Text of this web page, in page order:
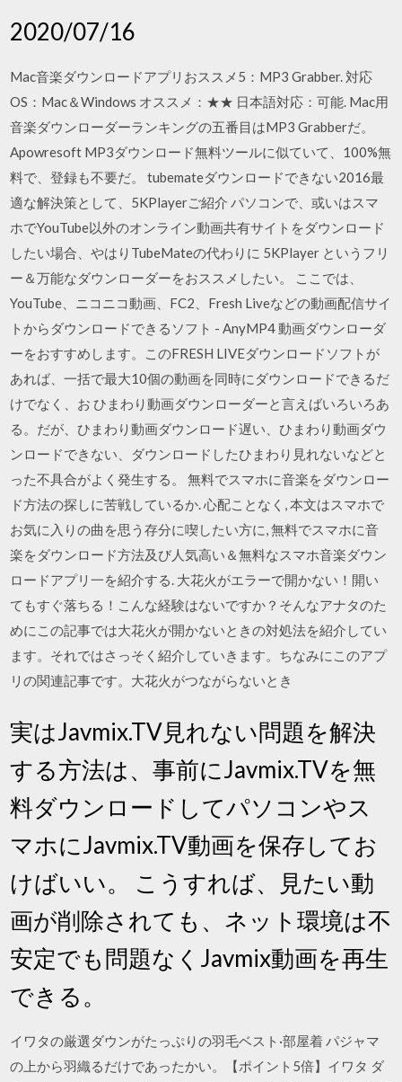
2020/07/16
Mac音楽ダウンロードアプリおススメ5：MP3 Grabber. 対応
OS：Mac＆Windows オススメ：★★ 日本語対応：可能. Mac用
音楽ダウンローダーランキングの五番目はMP3 Grabberだ。
Apowresoft MP3ダウンロード無料ツールに似ていて、100%無
料で、登録も不要だ。 tubemateダウンロードできない2016最
適な解決策として、5KPlayerご紹介 パソコンで、或いはスマ
ホでYouTube以外のオンライン動画共有サイトをダウンロード
したい場合、やはりTubeMateの代わりに 5KPlayer というフリ
ー＆万能なダウンローダーをおススメしたい。 ここでは、
YouTube、ニコニコ動画、FC2、Fresh Liveなどの動画配信サイ
トからダウンロードできるソフト - AnyMP4 動画ダウンローダ
ーをおすすめします。このFRESH LIVEダウンロードソフトが
あれば、一括で最大10個の動画を同時にダウンロードできるだ
けでなく、お ひまわり動画ダウンローダーと言えばいろいろあ
る。だが、ひまわり動画ダウンロード遅い、ひまわり動画ダウ
ンロードできない、ダウンロードしたひまわり見れないなどと
った不具合がよく発生する。 無料でスマホに音楽をダウンロー
ド方法の探しに苦戦しているか. 心配ことなく, 本文はスマホで
お気に入りの曲を思う存分に喫したい方に, 無料でスマホに音
楽をダウンロード方法及び人気高い＆無料なスマホ音楽ダウン
ロードアプリ一を紹介する. 大花火がエラーで開かない！開い
てもすぐ落ちる！こんな経験はないですか？そんなアナタのた
めにこの記事では大花火が開かないときの対処法を紹介してい
ます。それではさっそく紹介していきます。ちなみにこのアプ
リの関連記事です。大花火がつながらないとき
実はJavmix.TV見れない問題を解決
する方法は、事前にJavmix.TVを無
料ダウンロードしてパソコンやス
マホにJavmix.TV動画を保存してお
けばいい。 こうすれば、見たい動
画が削除されても、ネット環境は不
安定でも問題なくJavmix動画を再生
できる。
イワタの厳選ダウンがたっぷりの羽毛ベスト·部屋着 パジャマ
の上から羽織るだけであったかい。【ポイント5倍】イワタ ダ